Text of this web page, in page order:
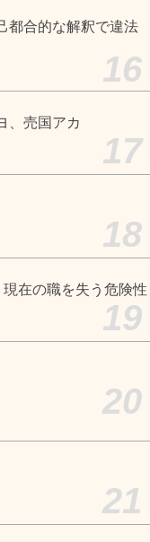
都合的な解釈で違法
16
、売国アカ
17
18
在の職を失う危険性
19
20
21